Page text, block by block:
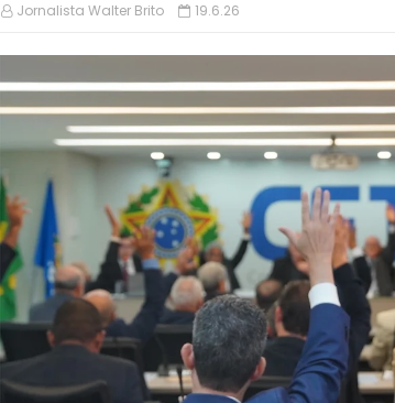
Jornalista Walter Brito 19.6.26